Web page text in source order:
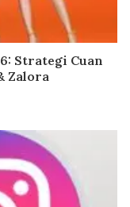
Strategi Cuan
Zalora